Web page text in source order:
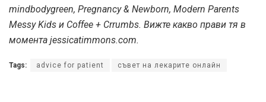
mindbodygreen, Pregnancy & Newborn, Modern Parents
Messy Kids и Coffee + Crrumbs. Вижте какво прави тя в
момента jessicatimmons.com.
Tags: advice for patient съвет на лекарите онлайн